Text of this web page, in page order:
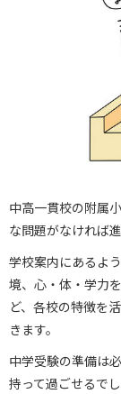
中高一貫校の附属
な問題がなければ
学校案内にあるよ
境、心・体・学力
ど、各校の特徴を
きます。
中学受験の準備は
持って過ごせるでし